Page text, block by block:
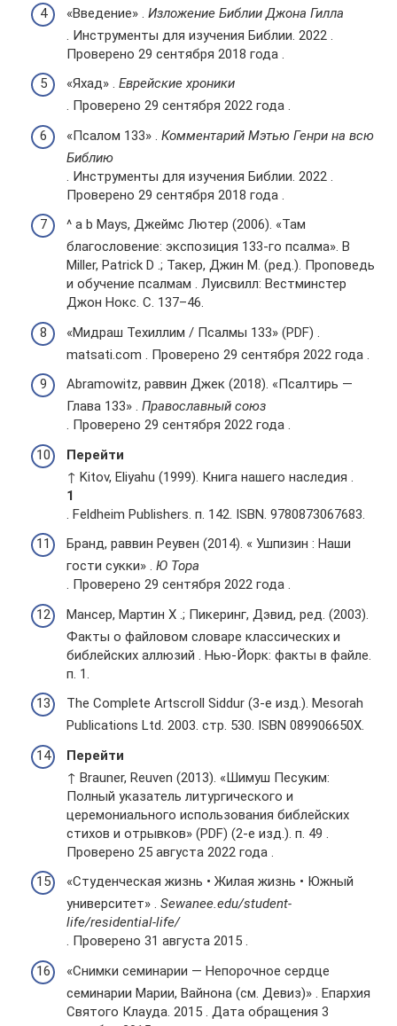
«Введение» . Изложение Библии Джона Гилла
. Инструменты для изучения Библии. 2022 .
Проверено 29 сентября 2018 года .
«Яхад» . Еврейские хроники
. Проверено 29 сентября 2022 года .
«Псалом 133» . Комментарий Мэтью Генри на всю
Библию
. Инструменты для изучения Библии. 2022 .
Проверено 29 сентября 2018 года .
^ a b Mays, Джеймс Лютер (2006). «Там
благословение: экспозиция 133-го псалма». В
Miller, Patrick D .; Такер, Джин М. (ред.). Проповедь
и обучение псалмам . Луисвилл: Вестминстер
Джон Нокс. С. 137–46.
«Мидраш Техиллим / Псалмы 133» (PDF) .
matsati.com . Проверено 29 сентября 2022 года .
Abramowitz, раввин Джек (2018). «Псалтирь —
Глава 133» . Православный союз
. Проверено 29 сентября 2022 года .
Перейти
↑ Kitov, Eliyahu (1999). Книга нашего наследия .
1
. Feldheim Publishers. п. 142. ISBN. 9780873067683.
Бранд, раввин Реувен (2014). « Ушпизин : Наши
гости сукки» . Ю Тора
. Проверено 29 сентября 2022 года .
Мансер, Мартин Х .; Пикеринг, Дэвид, ред. (2003).
Факты о файловом словаре классических и
библейских аллюзий . Нью-Йорк: факты в файле.
п. 1.
The Complete Artscroll Siddur (3-е изд.). Mesorah
Publications Ltd. 2003. стр. 530. ISBN 089906650X.
Перейти
↑ Brauner, Reuven (2013). «Шимуш Песуким:
Полный указатель литургического и
церемониального использования библейских
стихов и отрывков» (PDF) (2-е изд.). п. 49 .
Проверено 25 августа 2022 года .
«Студенческая жизнь • Жилая жизнь • Южный
университет» . Sewanee.edu/student-
life/residential-life/
. Проверено 31 августа 2015 .
«Снимки семинарии — Непорочное сердце
семинарии Марии, Вайнона (см. Девиз)» . Епархия
Святого Клауда. 2015 . Дата обращения 3